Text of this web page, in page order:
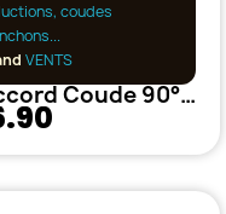
coudes
VENTS
Raccord Coude 90° /150-150mm PVC